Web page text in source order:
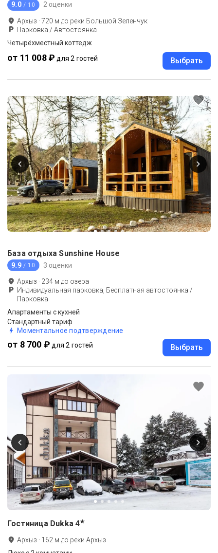
9.0 / 10 2 оценки
Архыз ·720 м до реки Большой Зеленчук
Парковка / Автостоянка
Четырёхместный коттедж
от 11 008 ₽ для 2 гостей Выбрать
База отдыха Sunshine House
9.9 / 10 3 оценки
Архыз · 234 м до озера
Индивидуальная парковка, Бесплатная автостоянка /
Парковка
Апартаменты с кухней
Стандартный тариф
Моментальное подтверждение
от 8 700 ₽ для 2 гостей Выбрать
Гостиница Dukka 4★
Архыз · 162 м до реки Архыз